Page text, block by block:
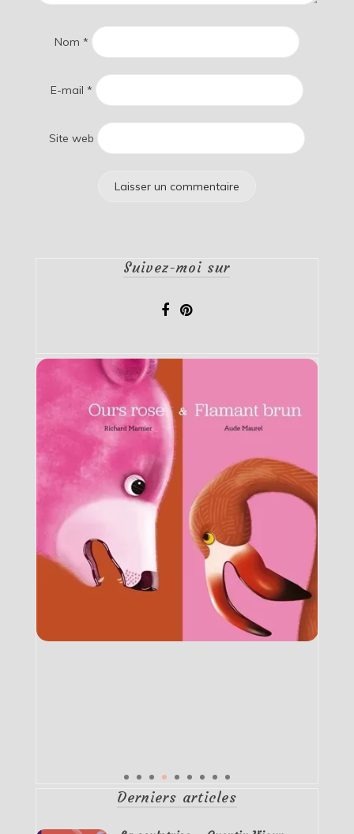
Nom *
E-mail *
Site web
Suivez-moi sur
Derniers articles